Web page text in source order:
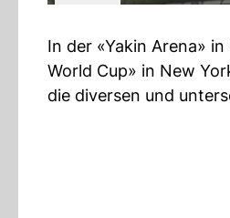
In der «Yakin Arena»
World Cup» in New
die diversen und